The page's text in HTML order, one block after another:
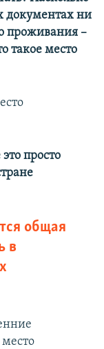
документах ни
проживания –
такое место
просто
общая
в